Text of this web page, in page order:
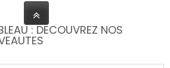
: DECOUVREZ NOS